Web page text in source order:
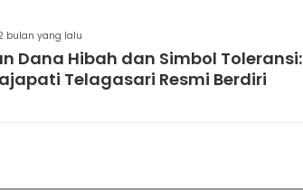
bulan yang lalu
Dana Hibah dan Simbol Toleransi:
Telagasari Resmi Berdiri